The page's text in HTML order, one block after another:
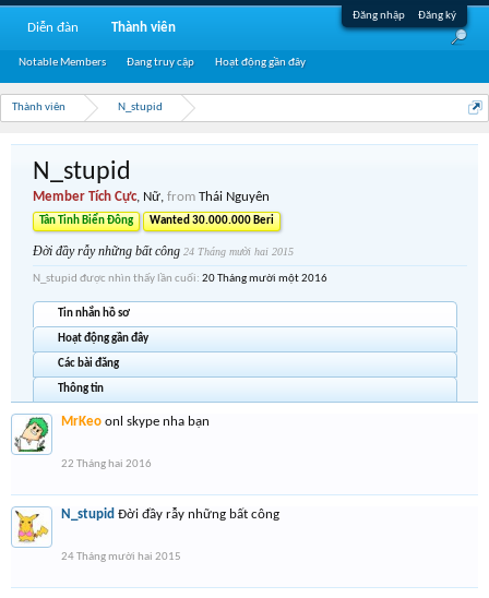
Đăng nhập Đăng ký
Thành viên N_stupid
N_stupid
Member Tích Cực, Nữ, from Thái Nguyên
Tân Tinh Biển Đông Wanted 30.000.000 Beri
Đời đầy rẫy những bất công 24 Tháng mười hai 2015
N_stupid được nhìn thấy lần cuối: 20 Tháng mười một 2016
Tin nhắn hồ sơ
Hoạt động gần đây
Các bài đăng
Thông tin
MrKeo onl skype nha bạn
22 Tháng hai 2016
N_stupid Đời đầy rẫy những bất công
24 Tháng mười hai 2015
Diễn đàn Thành viên
Notable Members Đang truy cập Hoạt động gần đây